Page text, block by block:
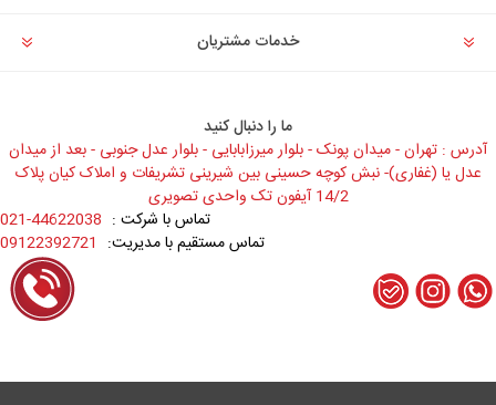
خدمات مشتریان
ما را دنبال کنید
آدرس : تهران - میدان پونک - بلوار میرزابابایی - بلوار عدل جنوبی - بعد از میدان
عدل یا (غفاری)- نبش کوچه حسینی بین شیرینی تشریفات و املاک کیان پلاک
14/2 آیفون تک واحدی تصویری
021-44622038 تماس با شرکت :
09122392721 تماس مستقیم با مدیریت: